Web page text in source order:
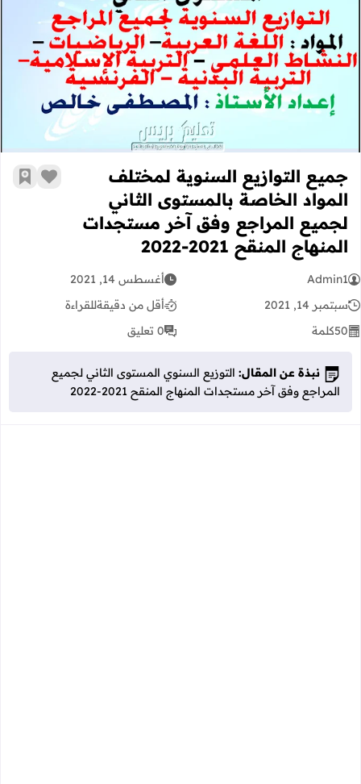
جميع التوازيع السنوية لمختلف المواد
جميع التوازيع السنوية لمختلف
المواد الخاصة بالمستوى الثاني
لجميع المراجع وفق آخر مستجدات
المنهاج المنقح 2021-2022
زر أضف
Admin1
أغسطس 14, 2021
سبتمبر 14, 2021
أقل من دقيقةللقراءة
50كلمة 0 تعليق
نبذة عن المقال: التوزيع السنوي المستوى الثاني لجميع
المراجع وفق آخر مستجدات المنهاج المنقح 2021-2022